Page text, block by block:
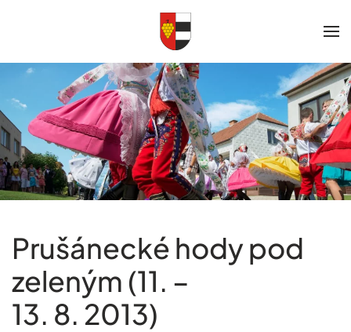
Prušánecké hody pod
zeleným (11. –
13. 8. 2013)